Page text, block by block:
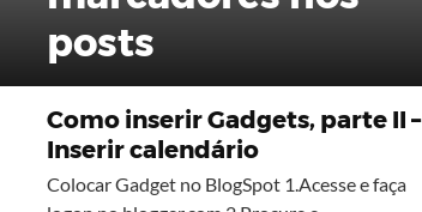
posts
Como inserir Gadgets, parte II –
Inserir calendário
Colocar Gadget no BlogSpot 1.Acesse e faça